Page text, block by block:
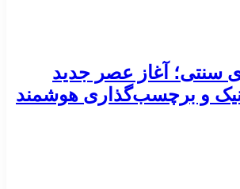
سنتی؛ آغاز عصر جدید
و برچسب‌گذاری هوشمند